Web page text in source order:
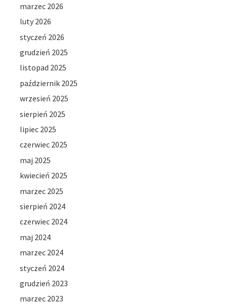
marzec 2026
luty 2026
styczeń 2026
grudzień 2025
listopad 2025
październik 2025
wrzesień 2025
sierpień 2025
lipiec 2025
czerwiec 2025
maj 2025
kwiecień 2025
marzec 2025
sierpień 2024
czerwiec 2024
maj 2024
marzec 2024
styczeń 2024
grudzień 2023
marzec 2023